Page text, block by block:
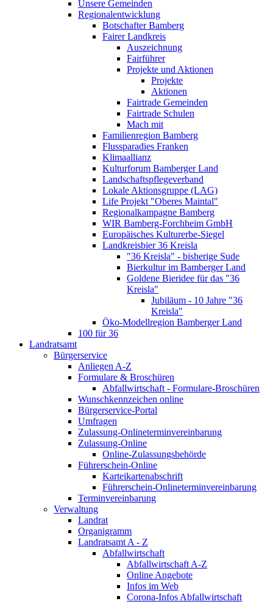
Unsere Gemeinden
Regionalentwicklung
Botschafter Bamberg
Fairer Landkreis
Auszeichnung
Fairführer
Projekte und Aktionen
Projekte
Aktionen
Fairtrade Gemeinden
Fairtrade Schulen
Mach mit
Familienregion Bamberg
Flussparadies Franken
Klimaallianz
Kulturforum Bamberger Land
Landschaftspflegeverband
Lokale Aktionsgruppe (LAG)
Life Projekt "Oberes Maintal"
Regionalkampagne Bamberg
WIR Bamberg-Forchheim GmbH
Europäisches Kulturerbe-Siegel
Landkreisbier 36 Kreisla
"36 Kreisla" - bisherige Sude
Bierkultur im Bamberger Land
Goldene Bieridee für das "36
Kreisla"
Jubiläum - 10 Jahre "36
Kreisla"
Öko-Modellregion Bamberger Land
100 für 36
Landratsamt
Bürgerservice
Anliegen A-Z
Formulare & Broschüren
Abfallwirtschaft - Formulare-Broschüren
Wunschkennzeichen online
Bürgerservice-Portal
Umfragen
Zulassung-Onlineterminvereinbarung
Zulassung-Online
Online-Zulassungsbehörde
Führerschein-Online
Karteikartenabschrift
Führerschein-Onlineterminvereinbarung
Terminvereinbarung
Verwaltung
Landrat
Organigramm
Landratsamt A - Z
Abfallwirtschaft
Abfallwirtschaft A-Z
Online Angebote
Infos im Web
Corona-Infos Abfallwirtschaft